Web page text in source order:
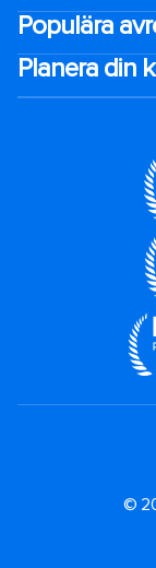
Populära
Planera din
©